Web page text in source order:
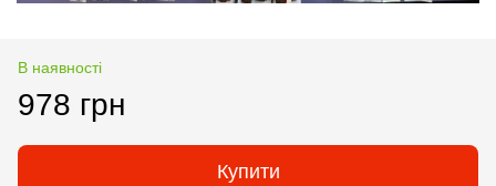
В наявності
978 грн
Купити